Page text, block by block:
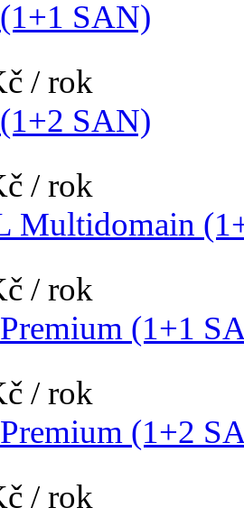
SAN)
/ rok
SAN)
/ rok
Multidomain
/ rok
(1+1
/ rok
(1+2
/ rok